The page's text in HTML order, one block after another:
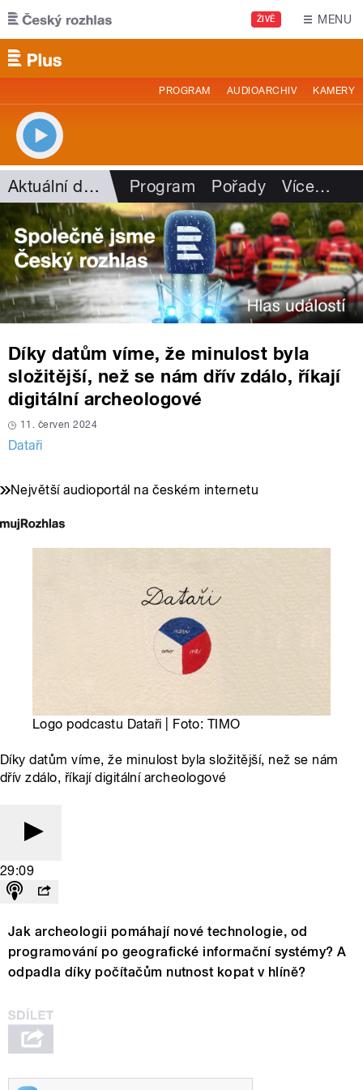
Přejít k hlavnímu obsahu
ŽIVĚ MENU
PROGRAM AUDIOARCHIV KAMERY
Aktuální dění Program Pořady Více…
Díky datům víme, že minulost byla
složitější, než se nám dřív zdálo, říkají
digitální archeologové
11. červen 2024
Dataři
Největší audioportál na českém internetu
Logo podcastu Dataři | Foto: TIMO
Díky datům víme, že minulost byla složitější, než se nám
dřív zdálo, říkají digitální archeologové
29:09
Jak archeologii pomáhají nové technologie, od
programování po geografické informační systémy? A
odpadla díky počítačům nutnost kopat v hlíně?